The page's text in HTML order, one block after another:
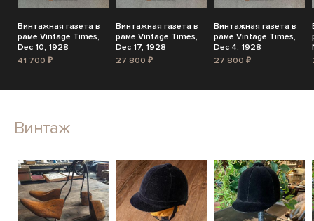
Винтажная газета в
раме Vintage Times,
Dec 10, 1928
41 700 ₽
Винтажная газета в
раме Vintage Times,
Dec 17, 1928
27 800 ₽
Винтажная газета в
раме Vintage Times,
Dec 4, 1928
27 800 ₽
Винтаж